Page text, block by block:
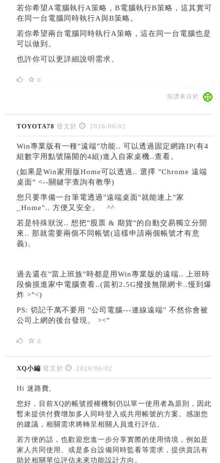
若你希望A電腦執行A策略，B電腦執行B策略，這其實可
在同一台電腦同時執行A與B策略。
若你希望兩台電腦同時執行A策略，這在同一台電腦也是
可以做到。
也許你可以更詳細說明需求。
0
按讚來自於
TOYOTA78 發文於 2026/06/02
Win專業版有一種"遠端"功能.. 可以透過固定網路IP(有4
組數字用點號隔開的4組)進入自家桌機..查看。
(如果是Win家用版Home可以透過.. 選擇 "Chrome 遠端
桌面" <--關鍵字查詢有教學)
您只要準備一台筆電透過"遠端桌面"就能連上"家
_Home".. 方便又安全。 ^^
若是特殊狀況.. 想把"股票 & 期貨"的自動交易獨立分開
來.. 那就需要兩個不同帳號(這樣申請兩個帳號才有意
義)。
過去還在"當上班族"時都是用Win專業版的遠端.. 上班時
段偷摸進家中電腦查看..(當初2.5G撥接無限網卡..慢到爆
炸 >"<)
PS: 切記千萬不要用 "公司電腦---連線遠端" 不然你會被
公司上網的後台發現。 ><"
0
XQ小編 發文於 2026/06/02
Hi 迷路費,
您好，目前XQ的帳號授權機制仍以單一使用者為原則，因此
暫未提供付費增加多人同時登入或共用帳號的方案。感謝您
的建議，相關需求將轉呈相關人員進行評估。
若方便的話，也歡迎您進一步分享實際的使用情境，例如是
家人共同使用、或是多台設備同時監看等需求，提供資訊有
助於相關單位評估未來功能設計方向。